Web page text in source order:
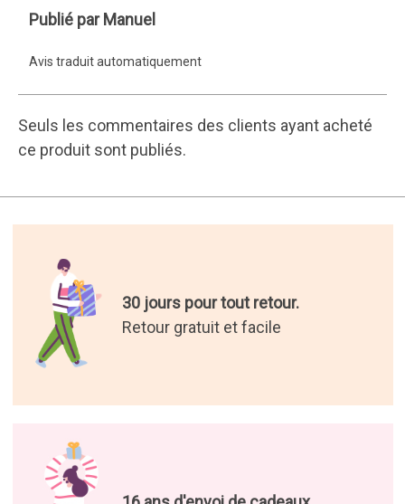
Manuel
Publié par Manuel
Avis traduit automatiquement
Seuls les commentaires des clients ayant acheté
ce produit sont publiés.
30 jours pour tout retour.
Retour gratuit et facile